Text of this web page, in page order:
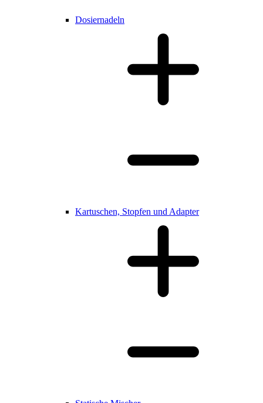
Dosiernadeln
Kartuschen, Stopfen und Adapter